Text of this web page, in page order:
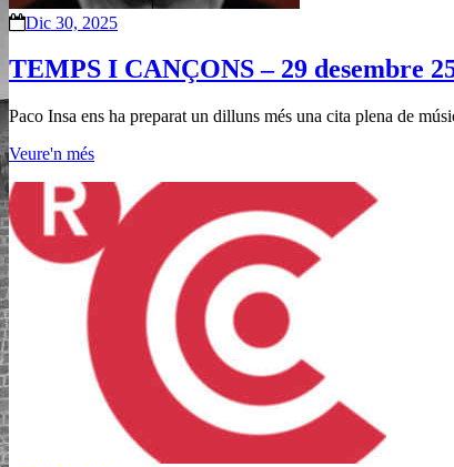
Dic 30, 2025
TEMPS I CANÇONS – 29 desembre
Paco Insa ens ha preparat un dilluns més una cita plena de
Veure'n més